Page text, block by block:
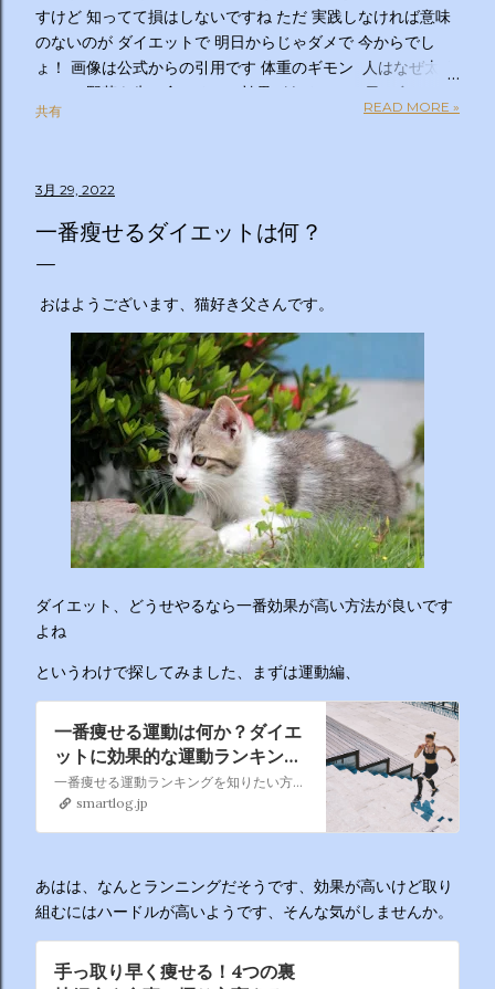
すけど 知ってて損はしないですね ただ 実践しなければ意味
のないのが ダイエットで 明日からじゃダメで 今からでし
ょ！ 画像は公式からの引用です 体重のギモン 人はなぜ太る
のか？ 野菜を先に食べるのは効果があるの？１日２食と３
食、どっちが太らない？「太りやすい人」と「太りにくい
腹、どうすれば凹む？「フェイスライン」はすっきりさせら
れる？ラクして太りにくい体になる方法は？私の理想体重っ
て何キロ？体重のギモン全部答えます！２時間ＳＰ ◇出演
者 【ＭＣ】林修 【副担任】斎藤ちはる（テレビ朝日アナ
ウンサー）【学級委員長】バカリズム 【学友】伊沢拓司
【講師】小田原雅人 東京医科大学病院客員教授 加
藤俊徳 加藤プラチナクリニック院長 脳の学校 代
表 森谷敏夫 京都大学名誉教授 郷間光正
運動器認定理学療法士 ◇おしらせ ※２０：２５〜２
０：２８は「私の幸福時間」を放送いたします ☆番組ＨＰ
https://www.tv-asahi.co.jp/imadesho/ この番組は、テレ
ビ朝日が選んだ『青少年に見てもらいたい番組』です。 体重
に関する10の疑問について、身体の仕組みや心理的なアプロ
ーチから分かりやすくお答えします！ 🥦 1. 人はなぜ太るの
べる量）が消費カロリー（動く量）を上回っているから」で
す。 消費しきれずに余ったエネルギーは、万が一の飢餓に備
でも高カロリーな食べ物が手に入るため、意識しないと簡単
にエネルギー過多になってしまいます。 🥗 2. 野菜を先に食
べるのは効果があるの？ 非常に効果があります。 （ベジタ
ブルファーストと呼ばれます） 野菜に含まれる食物繊維が、
後から入ってくる糖質...
共有 READ MORE »
3月 29, 2022
一番瘦せるダイエットは何？
おはようございます、猫好き父さんです。
ダイエット、どうせやるなら一番効果が高い方法が良いです
よね
というわけで探してみました、まずは運動編、
一番痩せる運動は何か？ダイエ
ットに効果的な運動ランキング
TOP10を大公開！ | Smartlog一番痩せる運動ランキングを知りたい方へ。本記事では、一番痩せる運動ランキングを大公開！短期間で効果的にダイエットできるトレーニングやエクササイズを中心に紹介していますので、気になった方はぜひ活用してみてください！
smartlog.jp
あはは、なんとランニングだそうです、効果が高いけど取り
組むにはハードルが高いようです、そんな気がしませんか。
手っ取り早く痩せる！4つの裏